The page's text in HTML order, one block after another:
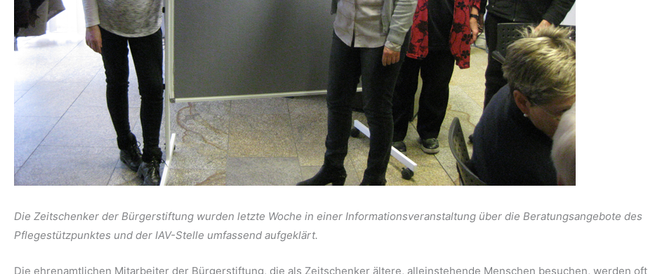
Die Zeitschenker der Bürgerstiftung wurden letzte Woche in einer Informationsveranstaltung über die Beratungsangebote des
Pflegestützpunktes und der IAV-Stelle umfassend aufgeklärt.
Die ehrenamtlichen Mitarbeiter der Bürgerstiftung, die als Zeitschenker ältere, alleinstehende Menschen besuchen, werden oft